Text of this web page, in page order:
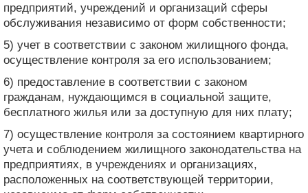
предприятий, учреждений и организаций сферы
обслуживания независимо от форм собственности;
5) учет в соответствии с законом жилищного фонда,
осуществление контроля за его использованием;
6) предоставление в соответствии с законом
гражданам, нуждающимся в социальной защите,
бесплатного жилья или за доступную для них плату;
7) осуществление контроля за состоянием квартирного
учета и соблюдением жилищного законодательства на
предприятиях, в учреждениях и организациях,
расположенных на соответствующей территории,